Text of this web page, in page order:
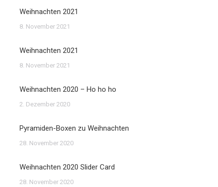
Weihnachten 2021
8. November 2021
Weihnachten 2021
8. November 2021
Weihnachten 2020 – Ho ho ho
2. Dezember 2020
Pyramiden-Boxen zu Weihnachten
28. November 2020
Weihnachten 2020 Slider Card
28. November 2020